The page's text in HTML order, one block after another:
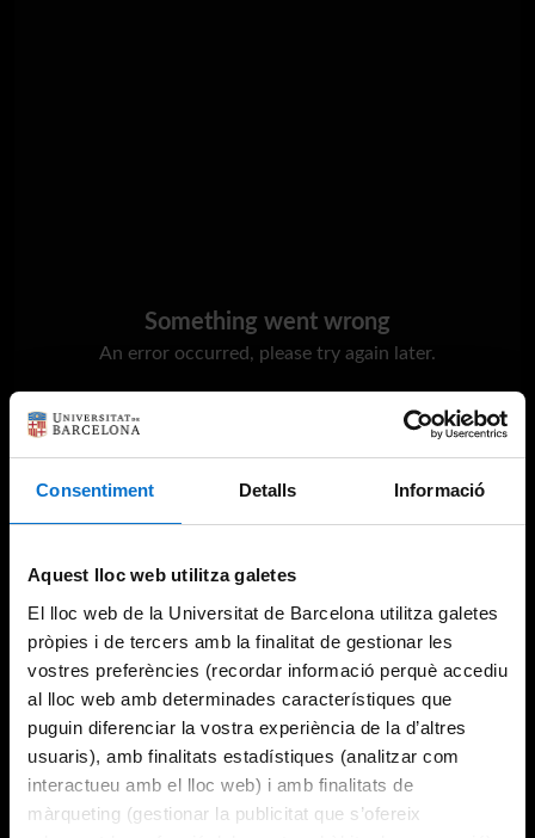
Consentiment Detalls Informació
Aquest lloc web utilitza galetes
El lloc web de la Universitat de Barcelona utilitza galetes
pròpies i de tercers amb la finalitat de gestionar les
vostres preferències (recordar informació perquè accediu
al lloc web amb determinades característiques que
puguin diferenciar la vostra experiència de la d’altres
usuaris), amb finalitats estadístiques (analitzar com
interactueu amb el lloc web) i amb finalitats de
màrqueting (gestionar la publicitat que s’ofereix
Something went wrong
An error occurred, please try again later.
Try again